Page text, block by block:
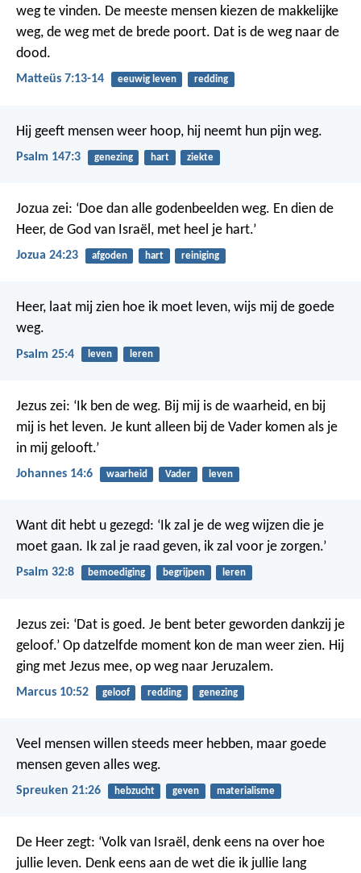
weg te vinden. De meeste mensen kiezen de makkelijke
weg, de weg met de brede poort. Dat is de weg naar de
dood.
Matteüs 7:13-14 eeuwig leven redding
Hij geeft mensen weer hoop, hij neemt hun pijn weg.
Psalm 147:3 genezing hart ziekte
Jozua zei: ‘Doe dan alle godenbeelden weg. En dien de
Heer, de God van Israël, met heel je hart.’
Jozua 24:23 afgoden hart reiniging
Heer, laat mij zien hoe ik moet leven, wijs mij de goede
weg.
Psalm 25:4 leven leren
Jezus zei: ‘Ik ben de weg. Bij mij is de waarheid, en bij
mij is het leven. Je kunt alleen bij de Vader komen als je
in mij gelooft.’
Johannes 14:6 waarheid Vader leven
Want dit hebt u gezegd: ‘Ik zal je de weg wijzen die je
moet gaan. Ik zal je raad geven, ik zal voor je zorgen.’
Psalm 32:8 bemoediging begrijpen leren
Jezus zei: ‘Dat is goed. Je bent beter geworden dankzij je
geloof.’ Op datzelfde moment kon de man weer zien. Hij
ging met Jezus mee, op weg naar Jeruzalem.
Marcus 10:52 geloof redding genezing
Veel mensen willen steeds meer hebben, maar goede
mensen geven alles weg.
Spreuken 21:26 hebzucht geven materialisme
De Heer zegt: ‘Volk van Israël, denk eens na over hoe
jullie leven. Denk eens aan de wet die ik jullie lang